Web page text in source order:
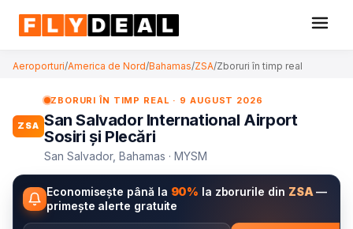
Aeroporturi/America de Nord/Bahamas/ZSA/Zboruri în timp real
ZSA
ZBORURI ÎN TIMP REAL · 9 AUGUST 2026
San Salvador International Airport
Sosiri și Plecări
San Salvador, Bahamas · MYSM
Economisește până la 90% la zborurile din ZSA —
primește alerte gratuite